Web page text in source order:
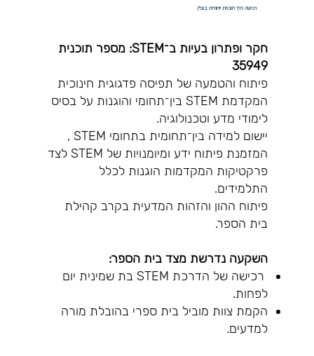
רכישה דרך תוכנית ייחודית בגפ"ן
חקר ופתרון בעיות ב־STEM: מספר תוכנית
35949
פיתוח והטמעה של תפיסה פדגוגית חינוכית
המקדמת STEM בין־תחומי והוגנות על בסיס
לימודי מדע וטכנולוגיה.
יישום למידה בין־תחומית בתחומי STEM ,
המזמנת פיתוח ידע ומיומנויות של STEM לצד
פרקטיקות המקדמות הוגנות לכלל
התלמידים.
פיתוח ההון והזהות המדעית בקרב קהילת
בית הספר.
השקעה נדרשת מצד בית הספר:
רכישה של הדרכת STEM בת שמינית יום
לפחות.
הקמת צוות מוביל בית ספרי בהובלת מורה
למדעים.